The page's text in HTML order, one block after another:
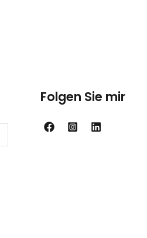
Folgen Sie mir